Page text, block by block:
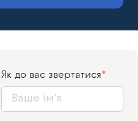
Як до вас звертатися